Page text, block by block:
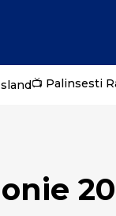
📺 Palinsesti